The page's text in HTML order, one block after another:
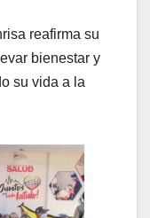
reafirma su
bienestar y
su vida a la